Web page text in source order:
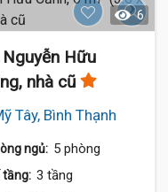
6
Hữu
nhà cũ
Tây, Bình Thạnh
ngủ: 5 phòng
tầng: 3 tầng